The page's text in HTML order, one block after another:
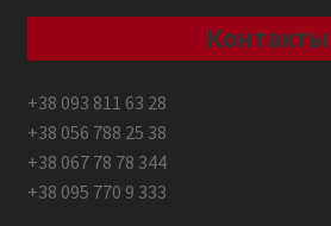
Контакты
+38 093 811 63 28
+38 056 788 25 38
+38 067 78 78 344
+38 095 770 9 333